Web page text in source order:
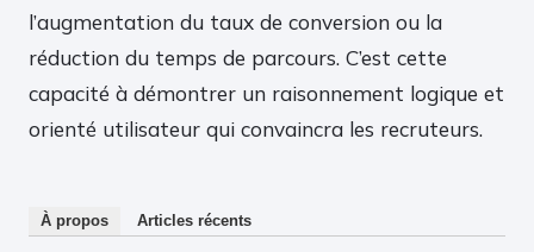
l’augmentation du taux de conversion ou la
réduction du temps de parcours. C’est cette
capacité à démontrer un raisonnement logique et
orienté utilisateur qui convaincra les recruteurs.
À propos Articles récents